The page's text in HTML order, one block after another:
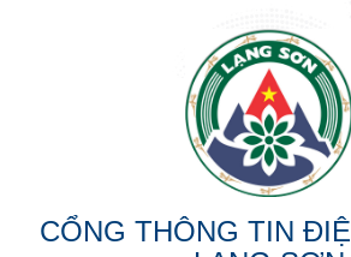
CỔNG THÔNG TIN